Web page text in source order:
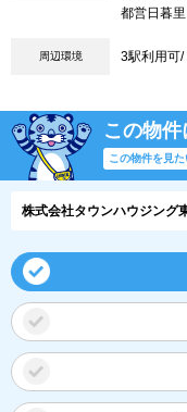
都営日暮
周辺環境 3駅利用可/
この物
この物件を見
株式会社タウンハウジング